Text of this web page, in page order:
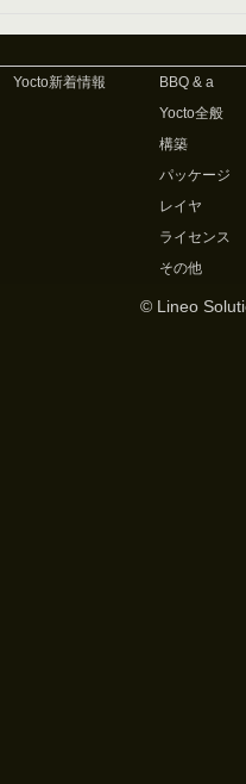
Yocto新着情報
BBQ & a
Yocto全般
構築
パッケージ
レイヤ
ライセンス
その他
© Lineo